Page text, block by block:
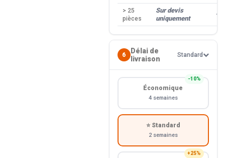
> 25
pièces
Sur devis
uniquement
—
6
Délai de
livraison
Standard
−10%
Économique
4 semaines
⭐ Standard
2 semaines
+25%